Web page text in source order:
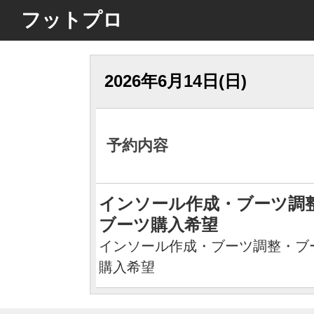
フットプロ
2026年6月14日(日)
予約内容
インソール作成・ブーツ調
ブーツ購入希望
インソール作成・ブーツ調整・ブ
購入希望